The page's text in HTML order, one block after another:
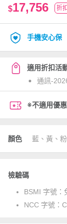
$17,756 折
手機安心保
適用折扣活
通訊-
※不適用優
顏色 藍、黃、
檢驗碼
BSMI 字號：
NCC 字號：